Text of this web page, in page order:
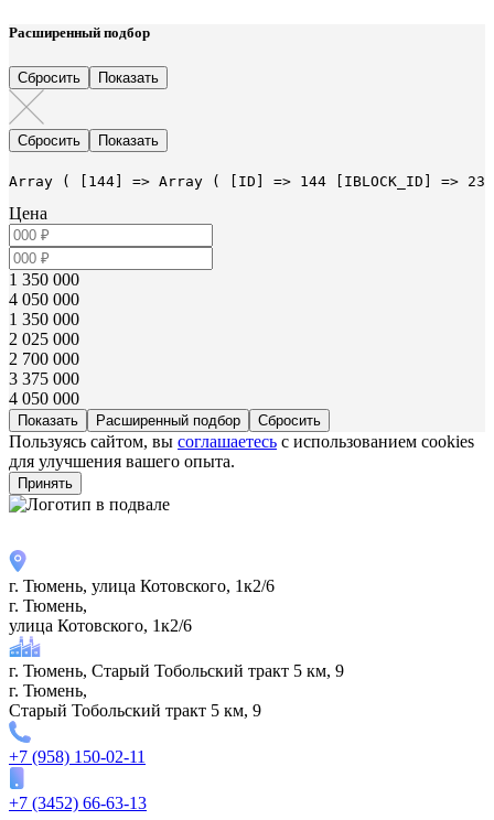
Расширенный подбор
Array ( [144] => Array ( [ID] => 144 [IBLOCK_ID] => 23
Цена
1 350 000
4 050 000
1 350 000
2 025 000
2 700 000
3 375 000
4 050 000
Расширенный подбор
Пользуясь сайтом, вы соглашаетесь с использованием cookies
для улучшения вашего опыта.
Принять
г. Тюмень, улица Котовского, 1к2/6
г. Тюмень,
улица Котовского, 1к2/6
г. Тюмень, Старый Тобольский тракт 5 км, 9
г. Тюмень,
Старый Тобольский тракт 5 км, 9
+7 (958) 150-02-11
+7 (3452) 66-63-13